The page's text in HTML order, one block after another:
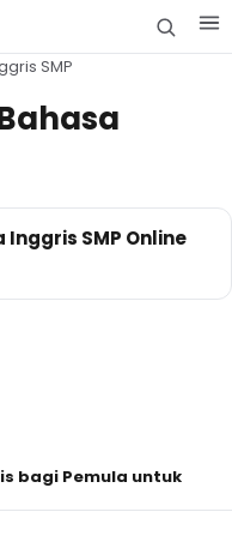
SMP
Inggris SMP Online
bagi Pemula untuk